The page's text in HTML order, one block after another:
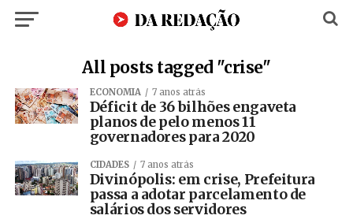
All posts tagged "crise"
ECONOMIA 7 anos atrás
Déficit de 36 bilhões engaveta
planos de pelo menos 11
governadores para 2020
CIDADES 7 anos atrás
Divinópolis: em crise, Prefeitura
passa a adotar parcelamento de
salários dos servidores